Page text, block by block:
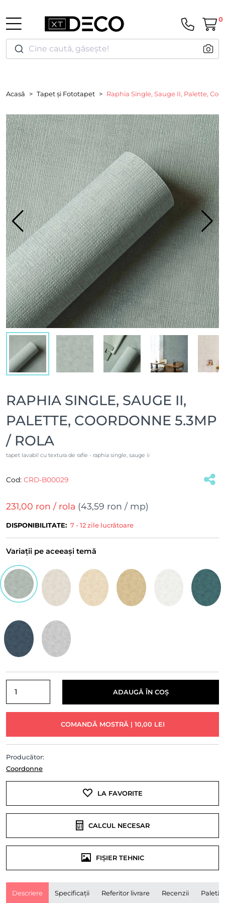
Cine caută, găsește!
0
Acasă Tapet și Fototapet Raphia Single, Sauge II, Palette,
RAPHIA SINGLE, SAUGE II,
PALETTE, COORDONNE 5.3MP
/ ROLA
tapet lavabil cu textura de rafie - raphia single, sauge ii
Cod: CRD-B00029
231,00 ron / rola (43,59 ron / mp)
DISPONIBILITATE: 7 - 12 zile lucrătoare
Variații pe aceeași temă
ADAUGĂ ÎN COȘ
COMANDĂ MOSTRĂ | 10,00 LEI
Producător:
Coordonne
LA FAVORITE
CALCUL NECESAR
FIȘIER TEHNIC
Descriere Specificații Referitor livrare Recenzii Paletă